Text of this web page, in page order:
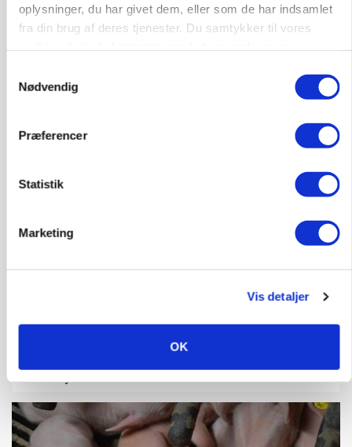
oplysninger, du har givet dem, eller som de har indsamlet
fra din brug af deres tjenester. Du samtykker til vores
Nødvendig
Præferencer
Statistik
Marketing
Vis detaljer
OK
siloimportør i Norden